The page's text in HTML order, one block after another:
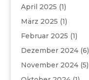
April 2025 (1)
März 2025 (1)
Februar 2025 (1)
Dezember 2024(6)
November 2024(5)